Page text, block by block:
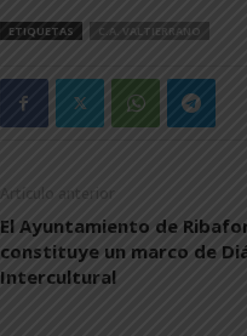
ETIQUETAS C.A. VALTIERRANO
Artículo anterior
El Ayuntamiento de
constituye un marco de
Intercultural